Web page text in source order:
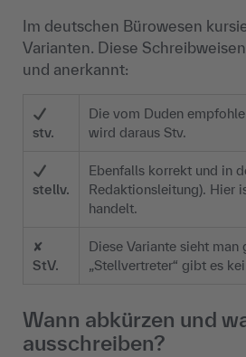
Im deutschen Bürowesen
Varianten. Diese
und anerkannt:
stv.
Die vom Duden
wird daraus Stv.
stellv.
Ebenfalls korrekt und in
Redaktionsleitung). Hier
handelt.
✘
StV.
Diese Variante sieht
„Stellvertreter“ gibt es
Wann abkürzen und
ausschreiben?